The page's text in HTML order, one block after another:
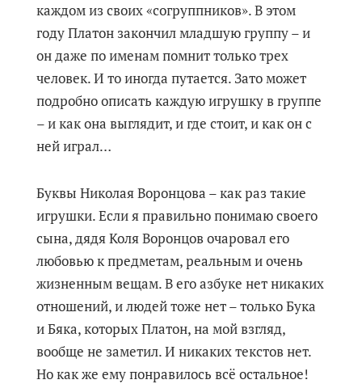
каждом из своих «согруппников». В этом
году Платон закончил младшую группу – и
он даже по именам помнит только трех
человек. И то иногда путается. Зато может
подробно описать каждую игрушку в группе
– и как она выглядит, и где стоит, и как он с
ней играл…
Буквы Николая Воронцова – как раз такие
игрушки. Если я правильно понимаю своего
сына, дядя Коля Воронцов очаровал его
любовью к предметам, реальным и очень
жизненным вещам. В его азбуке нет никаких
отношений, и людей тоже нет – только Бука
и Бяка, которых Платон, на мой взгляд,
вообще не заметил. И никаких текстов нет.
Но как же ему понравилось всё остальное!